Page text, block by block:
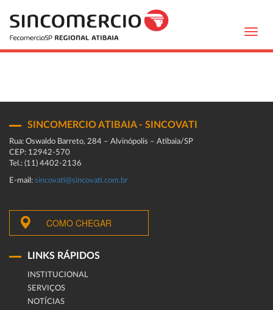
SINCOMERCIO ATIBAIA - SINCOVATI
Rua: Oswaldo Barreto, 284 – Alvinópolis – Atibaia/SP
CEP: 12942-570
Tel.: (11) 4402-2136
E-mail: sincovati@sincovati.com.br
COMO CHEGAR
LINKS RÁPIDOS
INSTITUCIONAL
SERVIÇOS
NOTÍCIAS